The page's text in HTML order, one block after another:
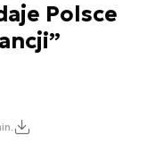
Polsce